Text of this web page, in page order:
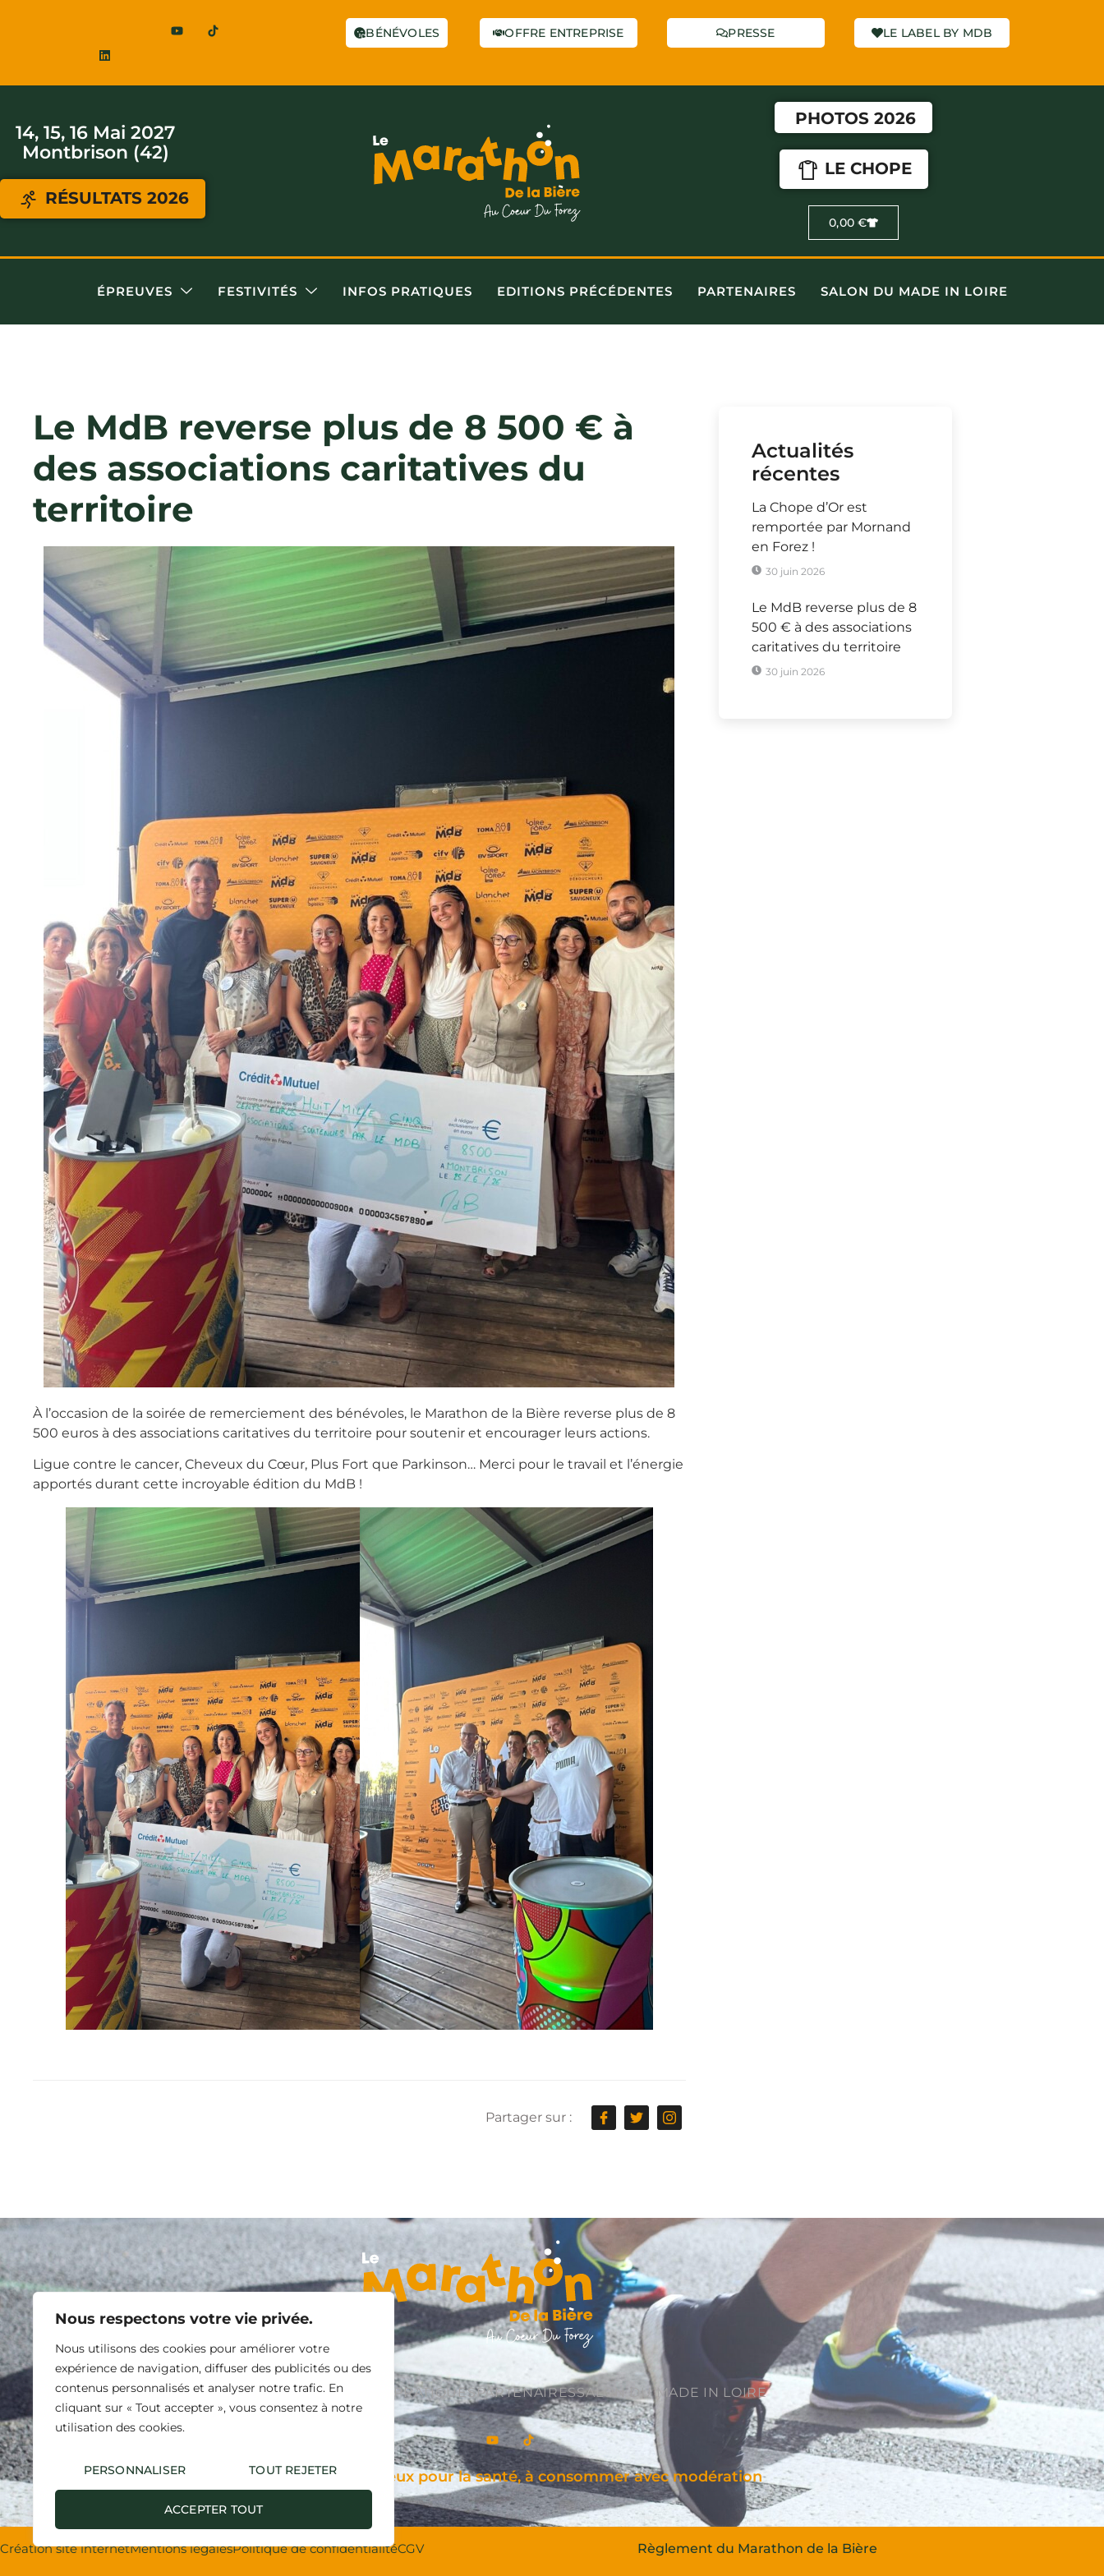
Nous respectons votre vie privée.
Nous utilisons des cookies pour améliorer votre
expérience de navigation, diffuser des publicités ou des
contenus personnalisés et analyser notre trafic. En
cliquant sur « Tout accepter », vous consentez à notre
utilisation des cookies.
PERSONNALISER TOUT REJETER
ACCEPTER TOUT
BÉNÉVOLES OFFRE ENTREPRISE PRESSE LE LABEL BY MDB
14, 15, 16 Mai 2027
Montbrison (42)
RÉSULTATS 2026
PHOTOS 2026
LE CHOPE
0,00€
ÉPREUVES FESTIVITÉS INFOS PRATIQUES EDITIONS PRÉCÉDENTES PARTENAIRES SALON DU MADE IN LOIRE
Le MdB reverse plus de 8 500 € à
des associations caritatives du
territoire
À l’occasion de la soirée de remerciement des bénévoles, le Marathon de la Bière reverse plus de 8
500 euros à des associations caritatives du territoire pour soutenir et encourager leurs actions.
Ligue contre le cancer, Cheveux du Cœur, Plus Fort que Parkinson… Merci pour le travail et l’énergie
apportés durant cette incroyable édition du MdB !
Partager sur :
Actualités
récentes
La Chope d’Or est
remportée par Mornand
en Forez !
30 juin 2026
Le MdB reverse plus de 8
500 € à des associations
caritatives du territoire
30 juin 2026
ÉPREUVESFESTIVITÉS INFOS PRATIQUESPARTENAIRESSALON DU MADE IN LOIRE
L'abus d'alcool est dangereux pour la santé, à consommer avec modération
Création site internetMentions légalesPolitique de confidentialitéCGV Règlement du Marathon de la Bière